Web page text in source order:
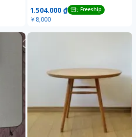
1.504.000 ₫ Freeship
￥8,000